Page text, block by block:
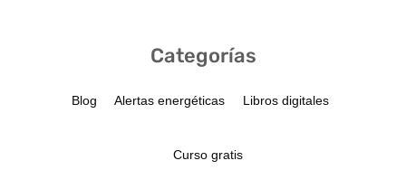
Categorías
Blog Alertas energéticas Libros digitales
Curso gratis